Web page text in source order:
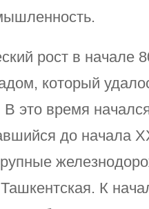
рост в начале
который
В это время
до начала
К